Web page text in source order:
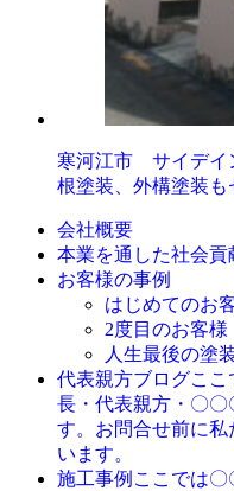
寒河江市 サイデイ
根塗装、外構塗装も
会社概要
本業を通した社会貢
お客様の事例
はじめてのお
2度目のお客様
人生最後の塗
代表親方ブログこ
長・代表親方・〇〇
す。お問合せ前に
います。
施工事例 ここでは